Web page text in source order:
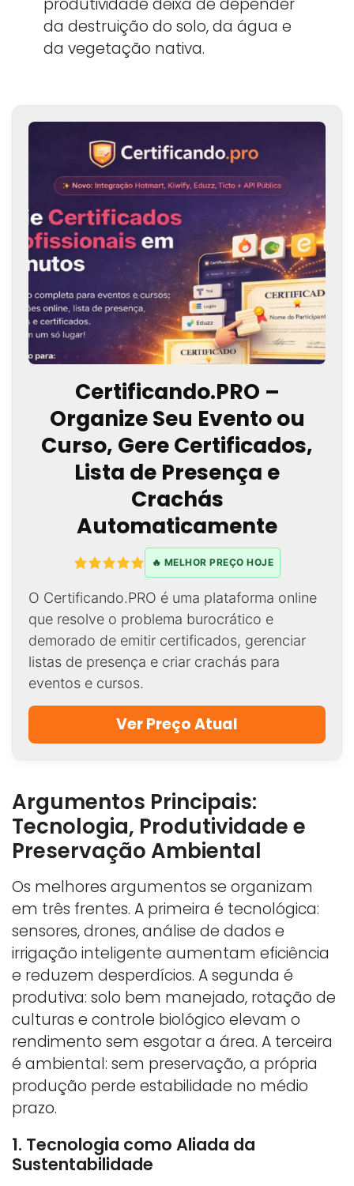
produtividade deixa de depender
da destruição do solo, da água e
da vegetação nativa.
Certificando.PRO –
Organize Seu Evento ou
Curso, Gere Certificados,
Lista de Presença e
Crachás
Automaticamente
🔥 MELHOR PREÇO HOJE
O Certificando.PRO é uma plataforma online
que resolve o problema burocrático e
demorado de emitir certificados, gerenciar
listas de presença e criar crachás para
eventos e cursos.
Ver Preço Atual
Argumentos Principais:
Tecnologia, Produtividade e
Preservação Ambiental
Os melhores argumentos se organizam
em três frentes. A primeira é tecnológica:
sensores, drones, análise de dados e
irrigação inteligente aumentam eficiência
e reduzem desperdícios. A segunda é
produtiva: solo bem manejado, rotação de
culturas e controle biológico elevam o
rendimento sem esgotar a área. A terceira
é ambiental: sem preservação, a própria
produção perde estabilidade no médio
prazo.
1. Tecnologia como Aliada da
Sustentabilidade